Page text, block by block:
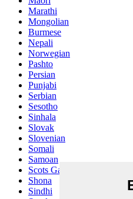
Marathi
Mongolian
Burmese
Nepali
Norwegian
Pashto
Persian
Punjabi
Serbian
Sesotho
Sinhala
Slovak
Slovenian
Somali
Samoan
Scots Gaelic
Shona
Sindhi